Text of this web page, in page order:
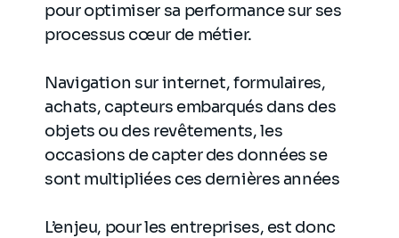
pour optimiser sa performance sur ses
processus cœur de métier.
Navigation sur internet, formulaires,
achats, capteurs embarqués dans des
objets ou des revêtements, les
occasions de capter des données se
sont multipliées ces dernières années
L’enjeu, pour les entreprises, est donc